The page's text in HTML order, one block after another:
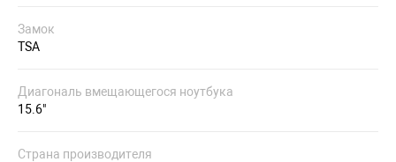
Замок
TSA
Диагональ вмещающегося ноутбука
15.6"
Страна производителя